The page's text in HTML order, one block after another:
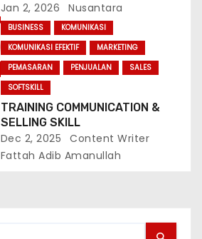
Jan 2, 2026 Nusantara
BUSINESS
KOMUNIKASI
KOMUNIKASI EFEKTIF
MARKETING
PEMASARAN
PENJUALAN
SALES
SOFTSKILL
TRAINING COMMUNICATION &
SELLING SKILL
Dec 2, 2025
Content Writer
Fattah Adib Amanullah